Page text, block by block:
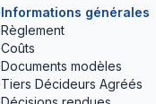
Informations générales
Règlement
Coûts
Documents modèles
Tiers Décideurs Agréés